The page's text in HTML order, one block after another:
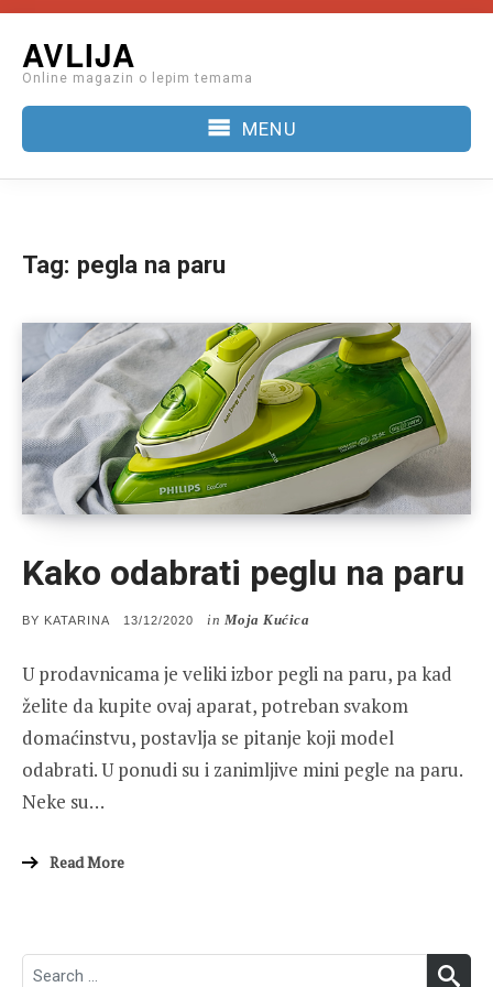
content
AVLIJA
Online magazin o lepim temama
MENU
Tag: pegla na paru
Kako odabrati peglu na paru
BY KATARINA
POSTED
13/12/2020 in Moja Kućica
U prodavnicama je veliki izbor pegli na paru, pa kad
želite da kupite ovaj aparat, potreban svakom
domaćinstvu, postavlja se pitanje koji model
odabrati. U ponudi su i zanimljive mini pegle na paru.
Neke su…
Read More
Search